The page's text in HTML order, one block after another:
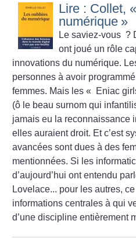
Lire : Collet, «
numérique »
Le saviez-vous ?
ont joué un rôle
innovations du numérique.
personnes à avoir
femmes. Mais les «
Eniac
(ô le beau surnom qui
jamais eu la reconnaissance
elles auraient droit. Et c’est
avancées sont dues à des
mentionnées. Si les
d’aujourd’hui ont entendu
Lovelace... pour les autres,
informations centrales à qui
d’une discipline entièrement